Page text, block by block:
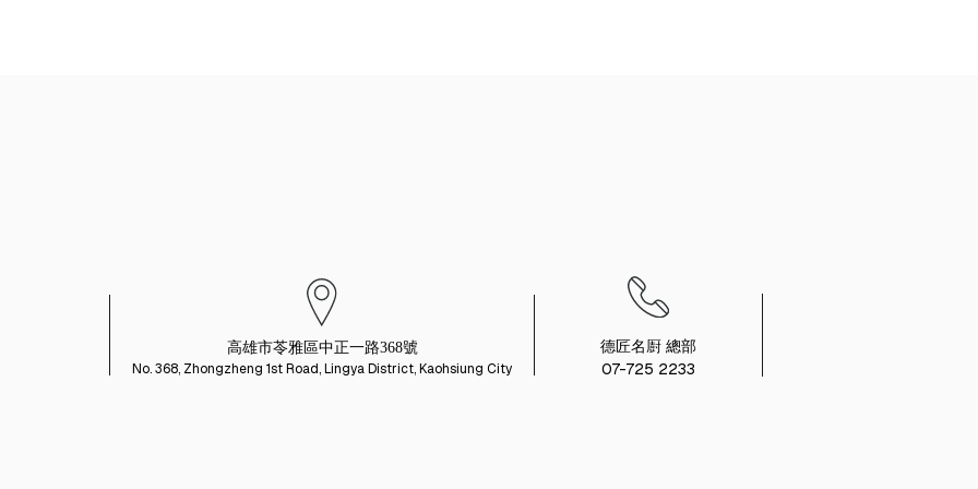
高雄市苓雅區中正一路368號
No. 368, Zhongzheng 1st Road, Lingya District, Kaohsiung City
德匠名㕑 總部
07-725 2233